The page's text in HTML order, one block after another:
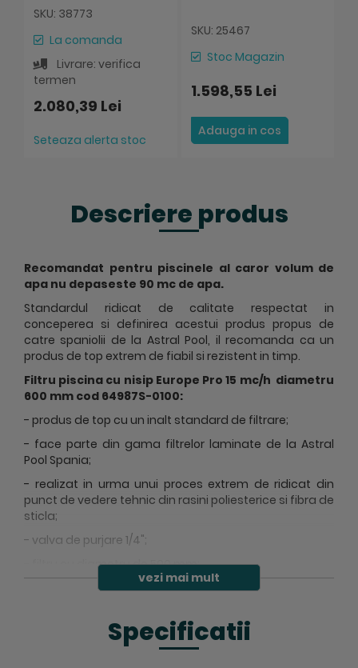
SKU: 38773
La comanda
Livrare: verifica
termen
2.080,39 Lei
Seteaza alerta stoc
SKU: 25467
Stoc Magazin
1.598,55 Lei
Adauga in cos
Descriere produs
Recomandat pentru piscinele al caror volum de
apa nu depaseste 90 mc de apa.
Standardul ridicat de calitate respectat in
conceperea si definirea acestui produs propus de
catre spaniolii de la Astral Pool, il recomanda ca un
produs de top extrem de fiabil si rezistent in timp.
Filtru piscina cu nisip Europe Pro 15 mc/h diametru
600 mm cod 64987S-0100:
- produs de top cu un inalt standard de filtrare;
- face parte din gama filtrelor laminate de la Astral
Pool Spania;
- realizat in urma unui proces extrem de ridicat din
punct de vedere tehnic din rasini poliesterice si fibra de
sticla;
- valva de purjare 1/4";
- filtru cu diametru de 500 mm;
- debit 15 mc/h;
- conexiune filtru 2" filet exterior;
vezi mai mult
Specificatii